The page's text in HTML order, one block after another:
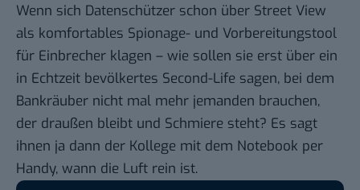
Wenn sich Datenschützer schon über Street View
als komfortables Spionage- und Vorbereitungstool
für Einbrecher klagen – wie sollen sie erst über ein
in Echtzeit bevölkertes Second-Life sagen, bei dem
Bankräuber nicht mal mehr jemanden brauchen,
der draußen bleibt und Schmiere steht? Es sagt
ihnen ja dann der Kollege mit dem Notebook per
Handy, wann die Luft rein ist.